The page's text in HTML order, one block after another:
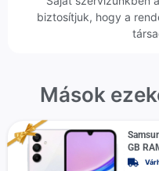
biztosítjuk, hogy a
Mások
GB